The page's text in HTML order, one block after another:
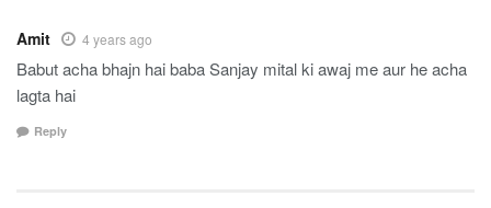
Amit 4 years ago
Babut acha bhajn hai baba Sanjay mital ki awaj me aur he acha
lagta hai
Reply